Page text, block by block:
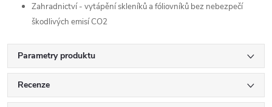
Zahradnictví - vytápění skleníků a fóliovníků bez nebezpečí
škodlivých emisí CO2
Parametry produktu
Recenze